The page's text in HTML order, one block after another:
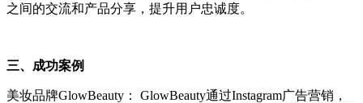
之间的交流和产品分享，提升用户忠诚度。
三、成功案例
美妆品牌GlowBeauty： GlowBeauty通过Instagram广告营销，